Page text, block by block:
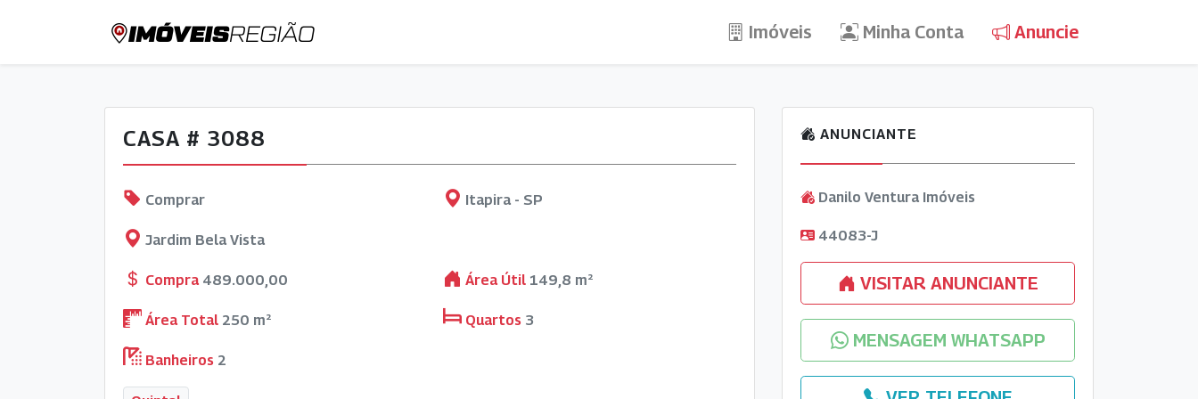
Imóveis Minha Conta Anuncie
CASA # 3088
Comprar Itapira - SP
Jardim Bela Vista
Compra 489.000,00 Área Útil 149,8 m²
Área Total 250 m² Quartos 3
Banheiros 2
ANUNCIANTE
Danilo Ventura Imóveis
44083-J
VISITAR ANUNCIANTE
MENSAGEM WHATSAPP